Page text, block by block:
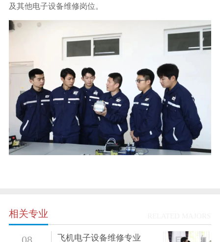
及其他电子设备维修岗位。
相关专业
飞机电子设备维修专业